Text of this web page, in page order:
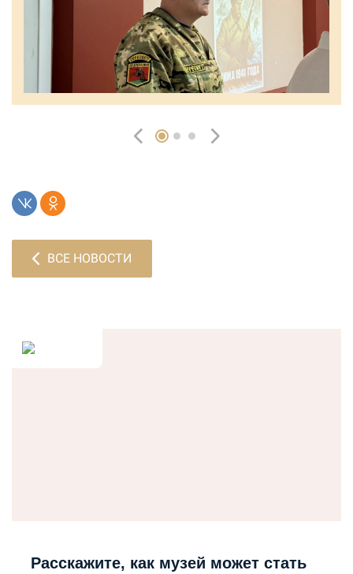
ВСЕ НОВОСТИ
Расскажите, как музей может стать